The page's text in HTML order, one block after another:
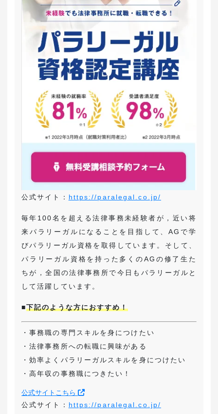
公式サイト： https://paralegal.co.jp/
毎年100名を超える法律事務未経験者が，近い将
来パラリーガルになることを目指して、AGで学
びパラリーガル資格を取得しています。そして、
パラリーガル資格を持った多くのAGの修了生た
ちが，全国の法律事務所で今日もパラリーガルと
して活躍しています。
■下記のような方におすすめ！
・事務職の専門スキルを身につけたい
・法律事務所への転職に興味がある
・効率よくパラリーガルスキルを身につけたい
・高年収の事務職につきたい！
公式サイトこちら
公式サイト： https://paralegal.co.jp/